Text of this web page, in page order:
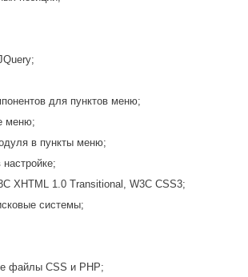
для пунктов меню;
меню;
в пункты меню;
XHTML 1.0 Transitional, W3C CSS3;
системы;
файлы CSS и PHP;